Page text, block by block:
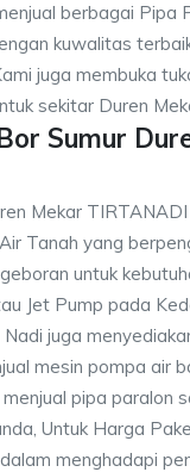
berbagai Pipa
kuwalitas
juga membuka
sekitar Duren
Sumur
Mekar
Tanah yang
untuk
Jet Pump pada
juga
mesin pompa air
pipa paralon
Untuk Harga
menghadapi